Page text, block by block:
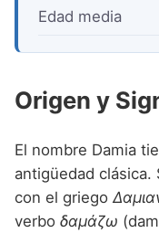
Edad media
Origen y
El nombre Damia
antigüedad clásica.
con el griego
verbo δαμάζω